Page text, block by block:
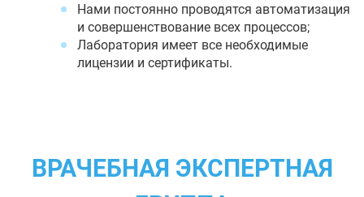
Нами постоянно проводятся автоматизация
и совершенствование всех процессов;
Лаборатория имеет все необходимые
лицензии и сертификаты.
ВРАЧЕБНАЯ ЭКСПЕРТНАЯ